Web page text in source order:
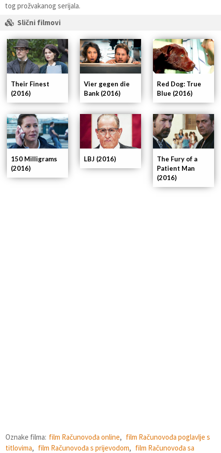
tog prožvakanog serijala.
Slični filmovi
The Fury of a
Patient Man
(2016)
LBJ (2016)
150 Milligrams
(2016)
Red Dog: True
Blue (2016)
Vier gegen die
Bank (2016)
Their Finest
(2016)
Oznake filma: film Računovođa online, film Računovođa poglavlje s
titlovima, film Računovođa s prijevodom, film Računovođa sa